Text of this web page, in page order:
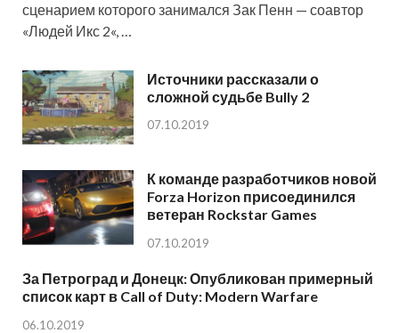
сценарием которого занимался Зак Пенн — соавтор
«Людей Икс 2«, …
Источники рассказали о
сложной судьбе Bully 2
07.10.2019
К команде разработчиков новой
Forza Horizon присоединился
ветеран Rockstar Games
07.10.2019
За Петроград и Донецк: Опубликован примерный
список карт в Call of Duty: Modern Warfare
06.10.2019